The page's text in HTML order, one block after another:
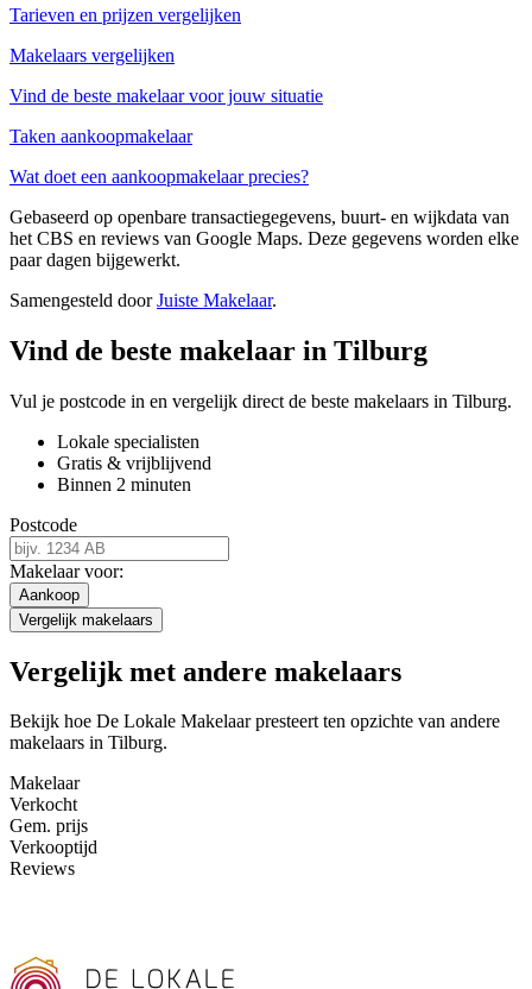
Tarieven en prijzen vergelijken
Makelaars vergelijken
Vind de beste makelaar voor jouw situatie
Taken aankoopmakelaar
Wat doet een aankoopmakelaar precies?
Gebaseerd op openbare transactiegegevens, buurt- en wijkdata van
het CBS en reviews van Google Maps. Deze gegevens worden elke
paar dagen bijgewerkt.
Samengesteld doorJuiste Makelaar.
Vind de beste makelaar in Tilburg
Vul je postcode in en vergelijk direct de beste makelaars in Tilburg.
Lokale specialisten
Gratis & vrijblijvend
Binnen 2 minuten
Postcode
Makelaar voor:
Aankoop
Vergelijk makelaars
Vergelijk met andere makelaars
Bekijk hoe De Lokale Makelaar presteert ten opzichte van andere
makelaars in Tilburg.
Makelaar
Verkocht
Gem. prijs
Verkooptijd
Reviews